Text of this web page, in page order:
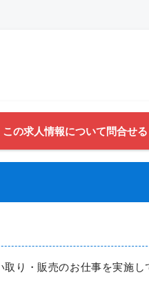
この求人情報について問合せる
り・販売のお仕事を実施し